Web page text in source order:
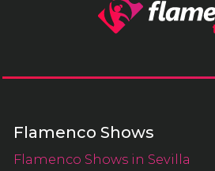
Flamenco Shows
Flamenco Shows in Sevilla